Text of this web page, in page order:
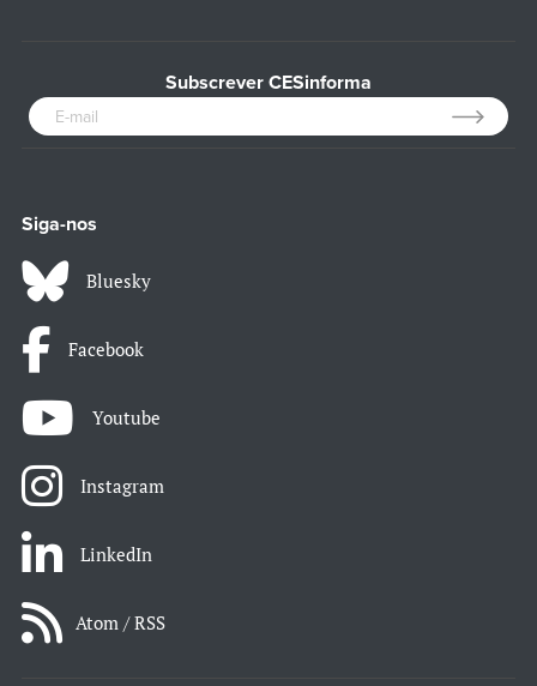
Subscrever CESinforma
Siga-nos
Bluesky
Facebook
Youtube
Instagram
LinkedIn
Atom / RSS